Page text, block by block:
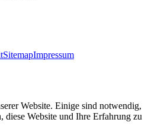
SitemapImpressum
Website. Einige sind notwendig,
diese Website und Ihre Erfahrung zu